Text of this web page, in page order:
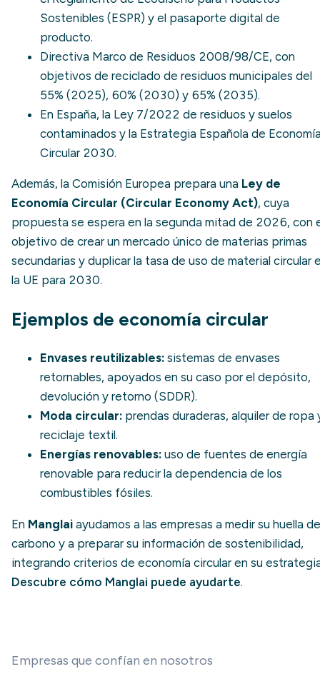
Sostenibles (ESPR) y el pasaporte digital de
producto.
Directiva Marco de Residuos 2008/98/CE, con
objetivos de reciclado de residuos municipales del
55% (2025), 60% (2030) y 65% (2035).
En España, la Ley 7/2022 de residuos y suelos
contaminados y la Estrategia Española de
Circular 2030.
Además, la Comisión Europea prepara una Ley de
Economía Circular (Circular Economy Act), cuya
propuesta se espera en la segunda mitad de 2026, con
objetivo de crear un mercado único de materias primas
secundarias y duplicar la tasa de uso de material circular
la UE para 2030.
Ejemplos de economía circular
Envases reutilizables: sistemas de envases
retornables, apoyados en su caso por el depósito,
devolución y retorno (SDDR).
Moda circular: prendas duraderas, alquiler de ropa
reciclaje textil.
Energías renovables: uso de fuentes de energía
renovable para reducir la dependencia de los
combustibles fósiles.
En Manglai ayudamos a las empresas a medir su huella de
carbono y a preparar su información de sostenibilidad,
integrando criterios de economía circular en su
Descubre cómo Manglai puede ayudarte.
Empresas que confían en nosotros